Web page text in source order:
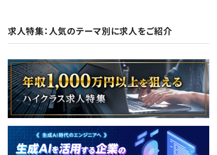
求人特集：人気のテーマ別に求人をご紹介